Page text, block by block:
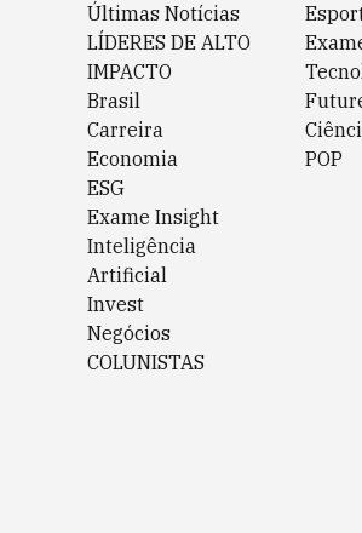
Últimas Notícias
LÍDERES DE ALTO
IMPACTO
Brasil
Carreira
Economia
ESG
Exame Insight
Inteligência
Artificial
Invest
Negócios
COLUNISTAS
POP